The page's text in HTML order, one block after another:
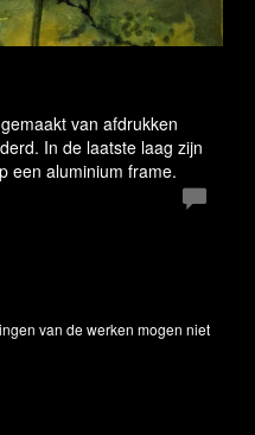
van afdrukken
In de laatste laag zijn
een aluminium frame.
van de werken mogen niet